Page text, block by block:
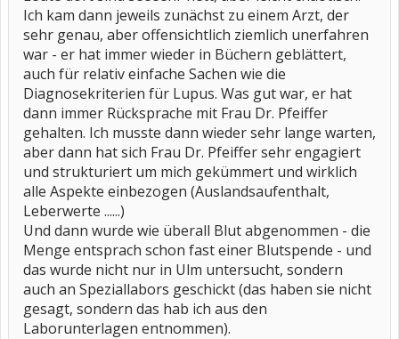
Ich kam dann jeweils zunächst zu einem Arzt, der
sehr genau, aber offensichtlich ziemlich unerfahren
war - er hat immer wieder in Büchern geblättert,
auch für relativ einfache Sachen wie die
Diagnosekriterien für Lupus. Was gut war, er hat
dann immer Rücksprache mit Frau Dr. Pfeiffer
gehalten. Ich musste dann wieder sehr lange warten,
aber dann hat sich Frau Dr. Pfeiffer sehr engagiert
und strukturiert um mich gekümmert und wirklich
alle Aspekte einbezogen (Auslandsaufenthalt,
Leberwerte ......)
Und dann wurde wie überall Blut abgenommen - die
Menge entsprach schon fast einer Blutspende - und
das wurde nicht nur in Ulm untersucht, sondern
auch an Speziallabors geschickt (das haben sie nicht
gesagt, sondern das hab ich aus den
Laborunterlagen entnommen).